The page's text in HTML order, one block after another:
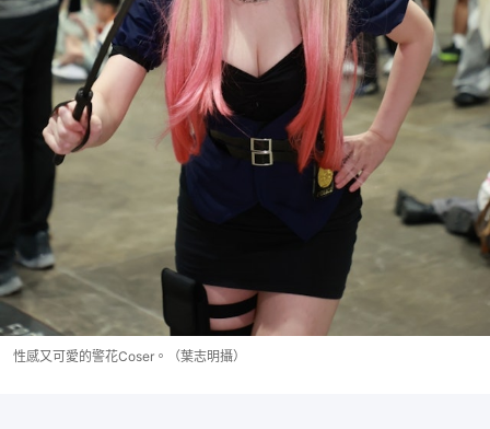
性感又可愛的警花Coser。（葉志明攝）